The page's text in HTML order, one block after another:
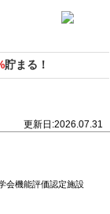
貯まる！
更新日:2026.07.31
会機能評価認定施設